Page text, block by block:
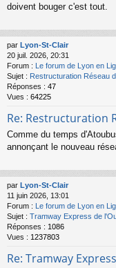
doivent bouger c'est tout.
par Lyon-St-Clair
20 juil. 2026, 20:31
Forum : Le forum de Lyon en
Sujet : Restructuration Réseau
Réponses : 47
Vues : 64225
Re: Restructuration
Comme du temps
annonçant le nouveau
par Lyon-St-Clair
11 juin 2026, 13:01
Forum : Le forum de Lyon en
Sujet : Tramway Express de
Réponses : 1086
Vues : 1237803
Re: Tramway